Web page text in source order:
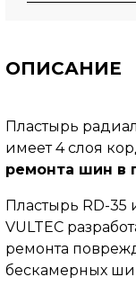
ОПИСАНИЕ
Пластырь
имеет 4 слоя
ремонта шин в
Пластырь RD-35
VULTEC
ремонта
бескамерных